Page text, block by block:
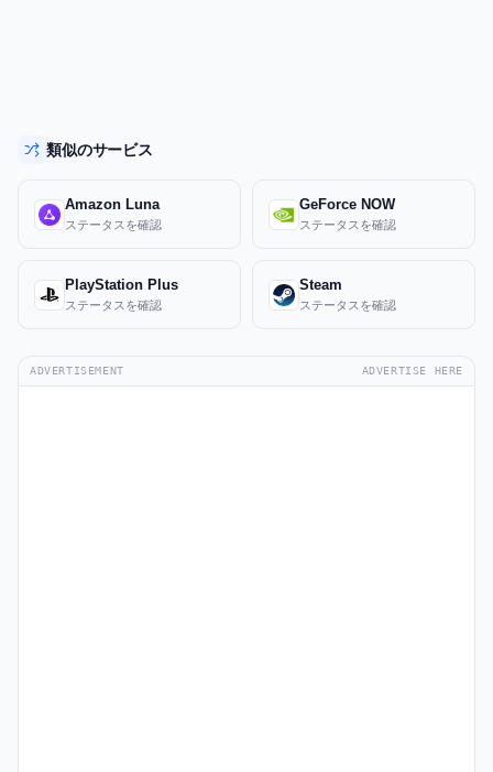
類似のサービス
Amazon Luna
ステータスを確認
GeForce NOW
ステータスを確認
PlayStation Plus
ステータスを確認
Steam
ステータスを確認
ADVERTISEMENT ADVERTISE HERE